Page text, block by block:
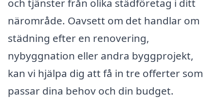
och tjänster från olika städföretag i ditt
närområde. Oavsett om det handlar om
städning efter en renovering,
nybyggnation eller andra byggprojekt,
kan vi hjälpa dig att få in tre offerter som
passar dina behov och din budget.